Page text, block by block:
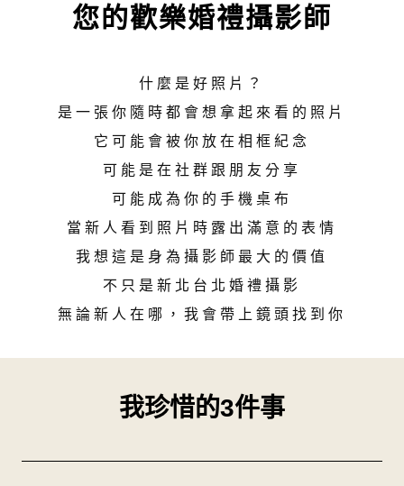
您的歡樂婚禮攝影師
什麼是好照片？
是一張你隨時都會想拿起來看的照片
它可能會被你放在相框紀念
可能是在社群跟朋友分享
可能成為你的手機桌布
當新人看到照片時露出滿意的表情
我想這是身為攝影師最大的價值
不只是新北台北婚禮攝影
無論新人在哪，我會帶上鏡頭找到你
我珍惜的3件事